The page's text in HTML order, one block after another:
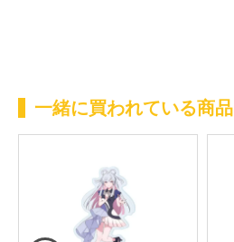
一緒に買われている商品